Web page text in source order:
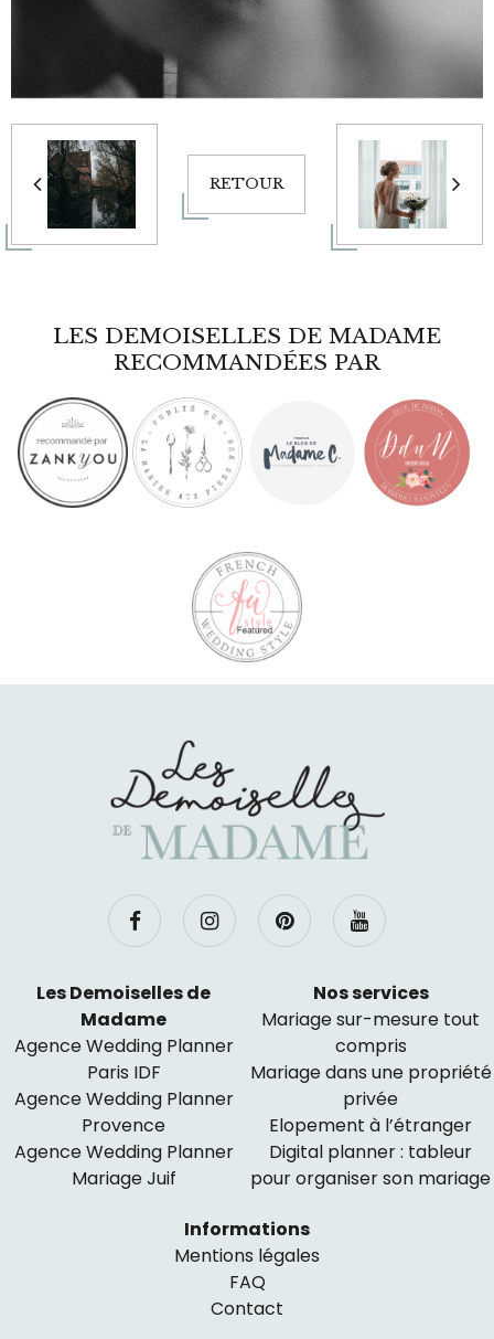
RETOUR
LES DEMOISELLES DE MADAME
RECOMMANDÉES PAR
Les Demoiselles de
Madame
Agence Wedding Planner
Paris IDF
Agence Wedding Planner
Provence
Agence Wedding Planner
Mariage Juif
Nos services
Mariage sur-mesure tout
compris
Mariage dans une propriété
privée
Elopement à l’étranger
Digital planner : tableur
pour organiser son mariage
Informations
Mentions légales
FAQ
Contact